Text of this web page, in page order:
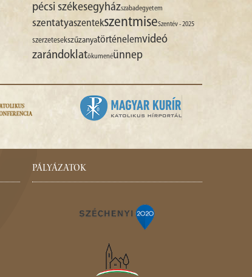
pécsi székesegyházszabadegyetem
szentatyaszentekszentmiseSzentév - 2025
szerzetesekszűzanyatörténelemvideó
zarándoklatökumenéünnep
PÁLYÁZATOK